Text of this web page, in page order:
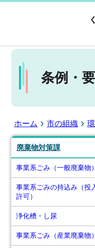
条例・
ホーム 市の組織
廃棄物対策課
事業系ごみ（一般廃棄物）
事業系ごみの持込み（投
許可）
浄化槽・し尿
事業系ごみ（産業廃棄物）